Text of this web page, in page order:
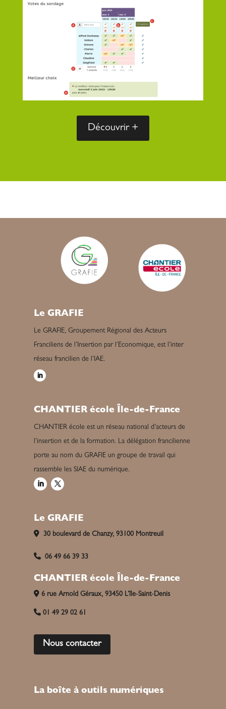
Découvrir +
Le GRAFIE
Le GRAFIE, Groupement Régional des Acteurs
Franciliens de l’Insertion par l’Economique, est l’inter
réseau francilien de l’IAE.
CHANTIER école Île-de-France
CHANTIER école est un réseau national d’acteurs de
l’insertion et de la formation. La délégation francilienne
porte au nom du GRAFIE un groupe de travail qui
rassemble les SIAE du numérique.
Le GRAFIE
30 boulevard de Chanzy, 93100 Montreuil
06 49 66 39 33
CHANTIER école Île-de-France
6 rue Arnold Géraux, 93450 L’île-Saint-Denis
01 49 29 02 61
Nous contacter
La boîte à outils numériques